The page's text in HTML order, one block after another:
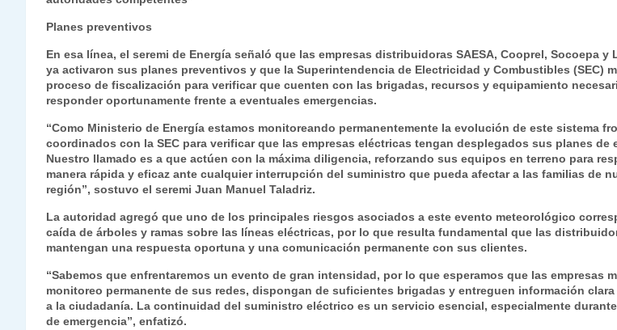
Planes preventivos
En esa línea, el seremi de Energía señaló que las empresas distribuidoras SAESA, Cooprel, Socoepa y
ya activaron sus planes preventivos y que la Superintendencia de Electricidad y Combustibles (SEC)
proceso de fiscalización para verificar que cuenten con las brigadas, recursos y equipamiento
responder oportunamente frente a eventuales emergencias.
“Como Ministerio de Energía estamos monitoreando permanentemente la evolución de este sistema
coordinados con la SEC para verificar que las empresas eléctricas tengan desplegados sus planes de
Nuestro llamado es a que actúen con la máxima diligencia, reforzando sus equipos en terreno para
manera rápida y eficaz ante cualquier interrupción del suministro que pueda afectar a las familias de
región”, sostuvo el seremi Juan Manuel Taladriz.
La autoridad agregó que uno de los principales riesgos asociados a este evento meteorológico
caída de árboles y ramas sobre las líneas eléctricas, por lo que resulta fundamental que las
mantengan una respuesta oportuna y una comunicación permanente con sus clientes.
“Sabemos que enfrentaremos un evento de gran intensidad, por lo que esperamos que las empresas
monitoreo permanente de sus redes, dispongan de suficientes brigadas y entreguen información
a la ciudadanía. La continuidad del suministro eléctrico es un servicio esencial, especialmente
de emergencia”, enfatizó.